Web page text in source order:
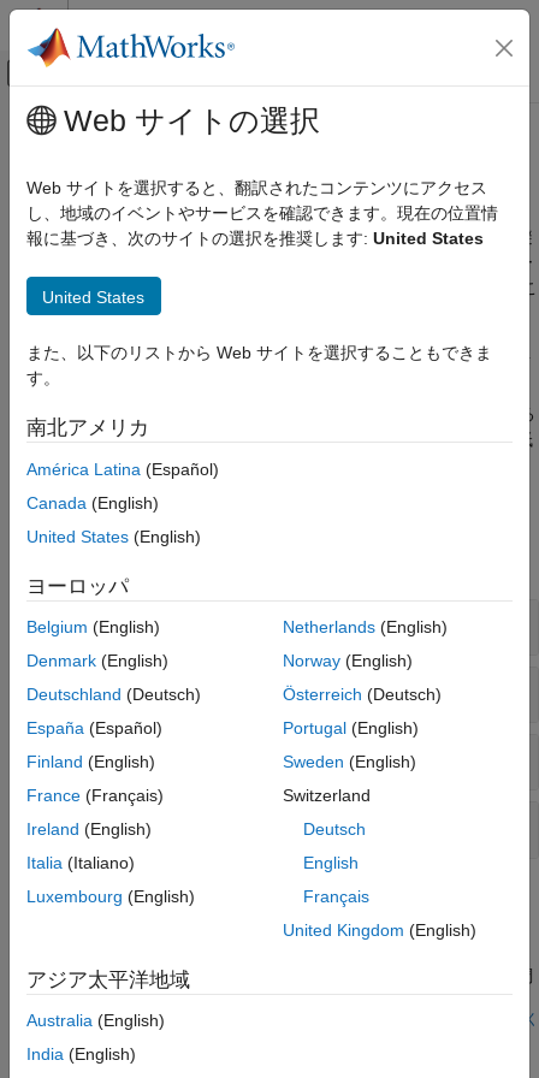
コンテンツへスキップ
オフキャンバス ナビゲーション メ
ドキュメンテーションのホーム
Control System Toolbox
線形解析
カテゴリ
時間領域および周波数領域解析
安定性解析
モード分解とスペクトル分解
受動性およびセクター境界
メインコンテンツ
安定性解析
ゲイン余裕と位相余裕、極と零点の位置
安定性は、制御できなくなったり、機器が損傷を受けることを避
けるための、制御システムに対する基準の要件です。線形フィー
ドバック システムでは、安定性は閉ループ伝達関数の極を見るこ
とで評価できます。
ゲイン余裕と位相余裕は、ゲインの交差周波数でどの程度のゲイ
ンまたは位相の変化によって安定性が失われるかを測定します。
これらの 2 つの量は共に、閉ループの安定性に対して推定される
"安全性の余裕"を示します。安定余裕が小さいほど、安定性は低
下します。
関数
極と零点の位置
余裕
極-零点プロット
根軌跡
注目の例
動的システムの極と零点の位置をグラフィカルおよび数値的に調
べます。
ライブ スクリプトを開く
Web サイトの選択
Web サイトを選択すると、翻訳されたコンテンツにアクセス
し、地域のイベントやサービスを確認できます。現在の位置情
報に基づき、次のサイトの選択を推奨します: United States
United States
また、以下のリストから Web サイトを選択することもできま
す。
南北アメリカ
América Latina (Español)
Canada (English)
United States (English)
ヨーロッパ
Belgium (English)
Denmark (English)
Deutschland (Deutsch)
España (Español)
Finland (English)
France (Français)
Ireland (English)
Italia (Italiano)
Luxembourg (English)
Netherlands(English)
Norway(English)
Österreich (Deutsch)
Portugal(English)
Sweden (English)
Switzerland
Deutsch
English
Français
United Kingdom (English)
アジア太平洋地域
Australia (English)
India (English)